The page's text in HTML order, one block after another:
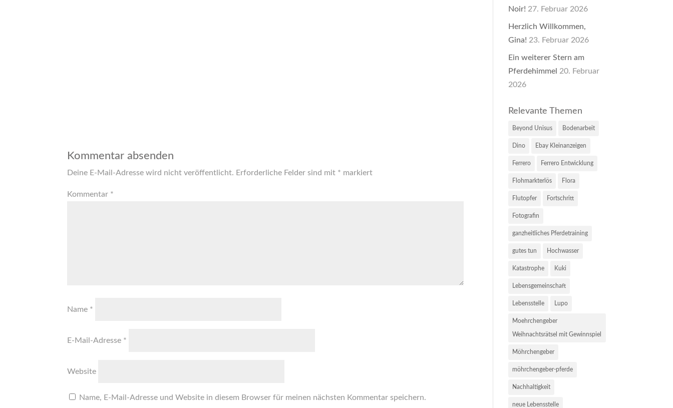
Kommentar absenden
Deine E-Mail-Adresse wird nicht veröffentlicht. Erforderliche Felder sind mit * markiert
Kommentar *
Name *
E-Mail-Adresse *
Website
Name, E-Mail-Adresse und Website in diesem Browser für meinen nächsten Kommentar speichern.
Noir! 27. Februar 2026
Herzlich Willkommen,
Gina! 23. Februar 2026
Ein weiterer Stern am
Pferdehimmel 20. Februar
2026
Relevante Themen
Beyond Unisus Bodenarbeit
Dino Ebay Kleinanzeigen
Ferrero Ferrero Entwicklung
Flohmarkterlös Flora
Flutopfer Fortschritt
Fotografin
ganzheitliches Pferdetraining
gutes tun Hochwasser
Katastrophe Kuki
Lebensgemeinschaft
Lebensstelle Lupo
Moehrchengeber
Weihnachtsrätsel mit Gewinnspiel
Möhrchengeber
möhrchengeber-pferde
Nachhaltigkeit
neue Lebensstelle